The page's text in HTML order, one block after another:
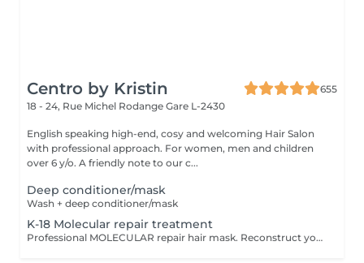
Centro by Kristin
655
18 - 24, Rue Michel Rodange Gare L-2430
English speaking high-end, cosy and welcoming Hair Salon
with professional approach. For women, men and children
over 6 y/o. A friendly note to our c...
Deep conditioner/mask
Wash + deep conditioner/mask
K-18 Molecular repair treatment
Professional MOLECULAR repair hair mask. Reconstruct your hair in just 4 minutes,